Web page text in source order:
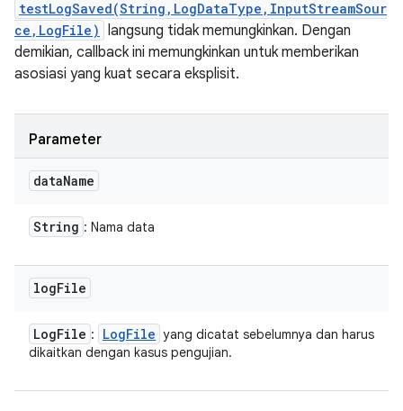
testLogSaved(String,LogDataType,InputStreamSour
ce,LogFile) langsung tidak memungkinkan. Dengan
demikian, callback ini memungkinkan untuk memberikan
asosiasi yang kuat secara eksplisit.
Parameter
dataName
String : Nama data
logFile
LogFile : LogFile yang dicatat sebelumnya dan harus
dikaitkan dengan kasus pengujian.